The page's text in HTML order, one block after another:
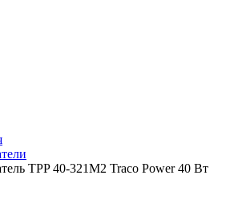
TPP 40-321M2 Traco Power 40 Вт